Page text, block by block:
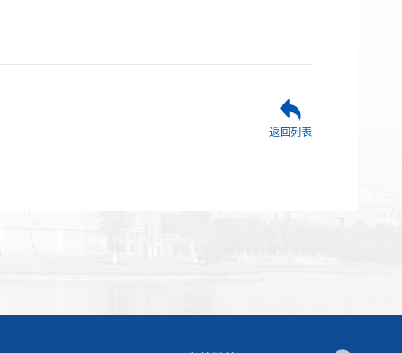
返回列表